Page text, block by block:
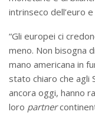
intrinseco dell’euro
“Gli europei ci
meno. Non bisogna
mano americana in
stato chiaro che agli
ancora oggi, hanno
loro partner